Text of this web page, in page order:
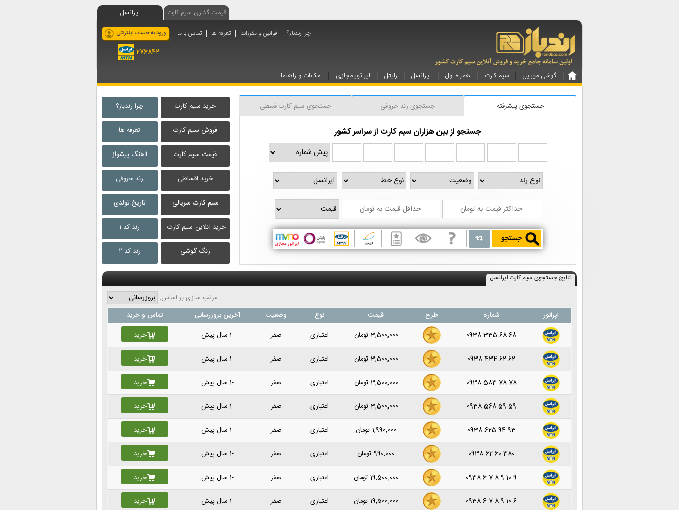
قیمت گذاری سیم کارت ایرانسل
ورود به حساب اینترنتی چرا رندباز؟ قوانین و مقررات تعرفه ها تماس با ما
276842
گوشی موبایل سیم کارت همراه اول ایرانسل رایتل اپراتور مجازی امکانات و راهنما
چرا رندباز؟
تعرفه ها
آهنگ پیشواز
رند حروفی
تاریخ تولدی
رند کد ۱
رند کد ۲
خرید سیم کارت
فروش سیم کارت
قیمت سیم کارت
خرید اقساطی
سیم کارت سریالی
خرید آنلاین سیم کارت
زنگ گوشی
جستجوی سیم کارت قسطی جستجوی رند حروفی جستجوی پیشرفته
جستجو از بین هزاران سیم کارت از سراسر کشور
نتایج جستجوی سیم کارت ایرانسل
مرتب سازی بر اساس:
اپراتور
شماره طرح قیمت نوع وضعیت آخرین بروزرسانی
تماس و خرید
0938 335 68 68
3,500,000 تومان اعتباری صفر -1 سال پیش خرید
0938 434 62 62
3,500,000 تومان اعتباری صفر -1 سال پیش خرید
0938 583 78 78
3,500,000 تومان اعتباری صفر -1 سال پیش خرید
0938 568 59 59
3,500,000 تومان اعتباری صفر -1 سال پیش خرید
0938 625 94 93
1,990,000 تومان اعتباری صفر -1 سال پیش خرید
0938 62 60 380
990,000 تومان اعتباری صفر -1 سال پیش خرید
0938 6 7 8 9 10 9
19,500,000 تومان اعتباری صفر -1 سال پیش خرید
0938 6 7 8 9 10 6
19,500,000 تومان اعتباری صفر -1 سال پیش خرید